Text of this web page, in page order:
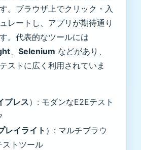
。ブラウザ上でクリック・入
レートし、アプリが期待通り
。代表的なツールには
Selenium などがあり、
ストに広く利用されていま
プレス）: モダンなE2Eテスト
レイライト ）: マルチブラウ
ストツール